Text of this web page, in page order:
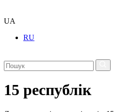
UA
RU
15 республік